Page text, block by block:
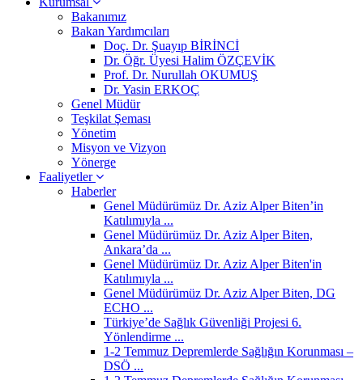
Bakanımız
Bakan Yardımcıları
Doç. Dr. Şuayıp BİRİNCİ
Dr. Öğr. Üyesi Halim ÖZÇEVİK
Prof. Dr. Nurullah OKUMUŞ
Dr. Yasin ERKOÇ
Genel Müdür
Teşkilat Şeması
Yönetim
Misyon ve Vizyon
Yönerge
Faaliyetler
Haberler
Genel Müdürümüz Dr. Aziz Alper Biten’in
Katılımıyla ...
Genel Müdürümüz Dr. Aziz Alper Biten,
Ankara’da ...
Genel Müdürümüz Dr. Aziz Alper Biten'in
Katılımıyla ...
Genel Müdürümüz Dr. Aziz Alper Biten, DG
ECHO ...
Türkiye’de Sağlık Güvenliği Projesi 6.
Yönlendirme ...
1-2 Temmuz Depremlerde Sağlığın Korunması –
DSÖ ...